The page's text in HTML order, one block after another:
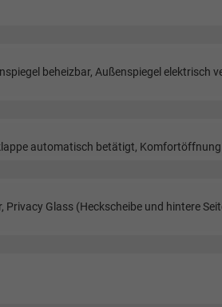
beheizbar, Außenspiegel elektrisch
automatisch betätigt,
Privacy Glass (Heckscheibe und hintere